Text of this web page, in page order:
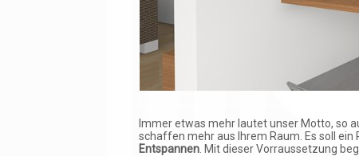
Immer etwas mehr lautet unser Motto, so
schaffen mehr aus Ihrem Raum. Es soll
Entspannen . Mit dieser Vorraussetzung